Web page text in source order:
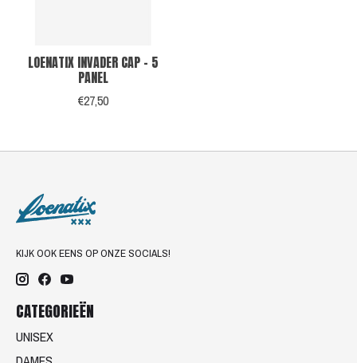
LOENATIX INVADER CAP - 5
PANEL
€27,50
KIJK OOK EENS OP ONZE SOCIALS!
CATEGORIEËN
UNISEX